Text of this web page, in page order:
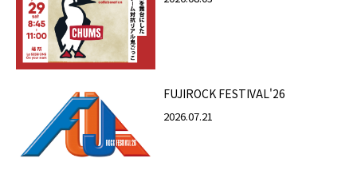
FUJIROCK FESTIVAL'26
2026.07.21